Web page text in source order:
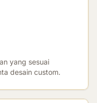
yang sesuai
desain custom.